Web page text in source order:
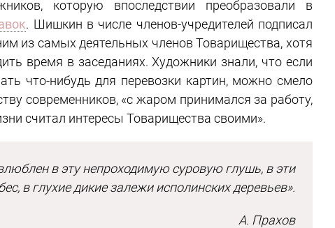
которую впоследствии преобразовали в
. Шишкин в числе членов-учредителей подписал
из самых деятельных членов Товарищества, хотя
время в заседаниях. Художники знали, что если
что-нибудь для перевозки картин, можно смело
современников, «с жаром принимался за работу,
считал интересы Товарищества своими».
в эту непроходимую суровую глушь, в эти
в глухие дикие залежи исполинских деревьев».
А. Прахов